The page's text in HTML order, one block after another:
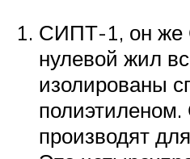
СИПТ-1, он
нулевой жил
изолированы
производят